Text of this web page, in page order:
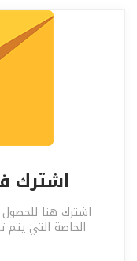
اشترك
اشترك هنا للحصول
الخاصة التي